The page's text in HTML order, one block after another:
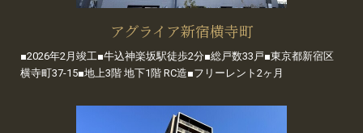
アグライア新宿横寺町
■2026年2月竣工■牛込神楽坂駅徒歩2分■総戸数33戸■東京都新宿区
横寺町37-15■地上3階 地下1階 RC造■フリーレント2ヶ月